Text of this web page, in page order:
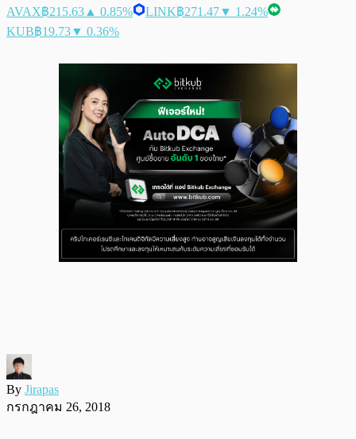
AVAX฿215.63 ▲ 0.85% LINK฿271.47▼ 1.24%
KUB฿19.73▼ 0.36%
By Jirapas
กรกฎาคม 26, 2018